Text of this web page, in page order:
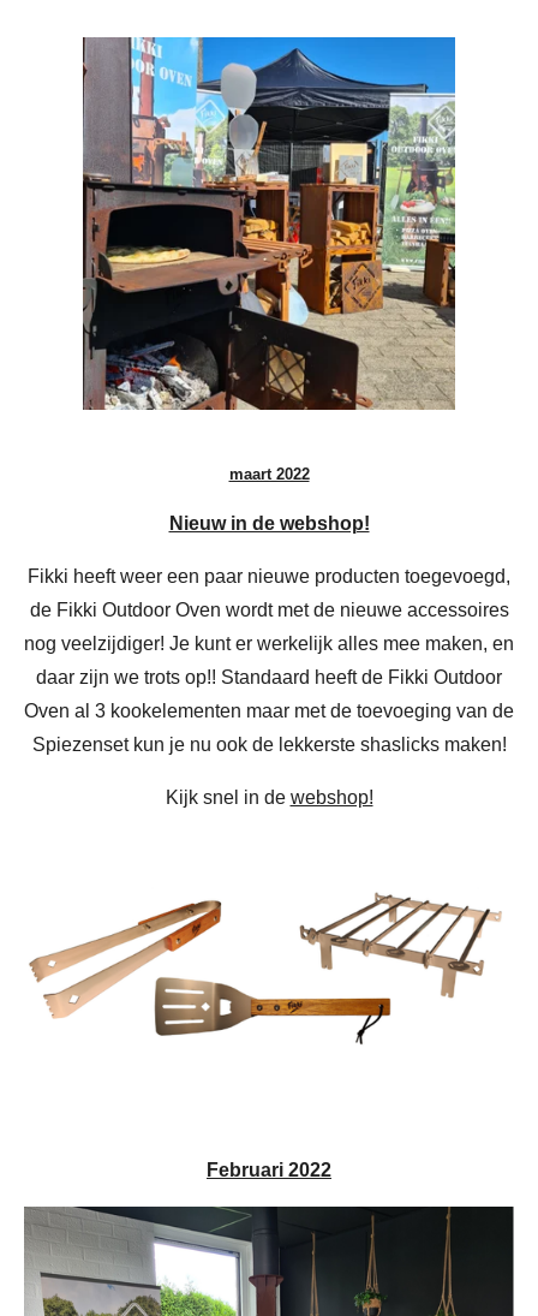
maart 2022
Nieuw in de webshop!
Fikki heeft weer een paar nieuwe producten toegevoegd,
de Fikki Outdoor Oven wordt met de nieuwe accessoires
nog veelzijdiger! Je kunt er werkelijk alles mee maken, en
daar zijn we trots op!! Standaard heeft de Fikki Outdoor
Oven al 3 kookelementen maar met de toevoeging van de
Spiezenset kun je nu ook de lekkerste shaslicks maken!
Kijk snel in de webshop!
Februari 2022